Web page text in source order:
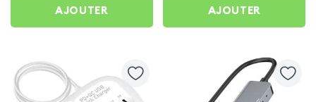
AJOUTER AJOUTER